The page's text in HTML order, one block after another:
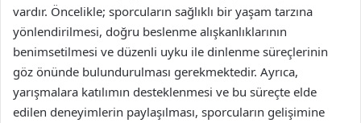
vardır. Öncelikle; sporcuların sağlıklı bir yaşam tarzına
yönlendirilmesi, doğru beslenme alışkanlıklarının
benimsetilmesi ve düzenli uyku ile dinlenme süreçlerinin
göz önünde bulundurulması gerekmektedir. Ayrıca,
yarışmalara katılımın desteklenmesi ve bu süreçte elde
edilen deneyimlerin paylaşılması, sporcuların gelişimine